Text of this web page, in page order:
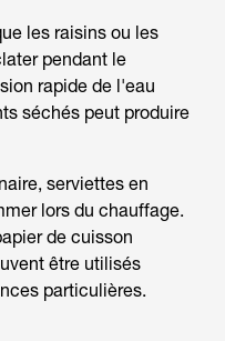
les raisins ou les
pendant le
rapide de l'eau
séchés peut produire
serviettes en
lors du chauffage.
de cuisson
être utilisés
particulières.